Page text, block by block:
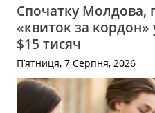
Спочатку Молдова,
«квиток за
$15 тисяч
П’ятниця, 7 Серпня, 2026